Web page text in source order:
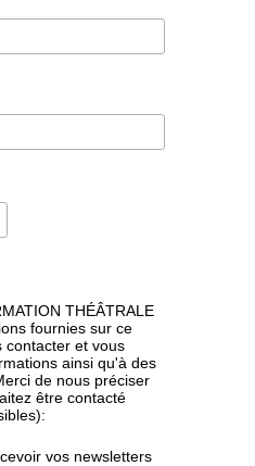
THÉÂTRALE
fournies sur ce
contacter et vous
ainsi qu'à des
de nous préciser
être contacté
vos newsletters